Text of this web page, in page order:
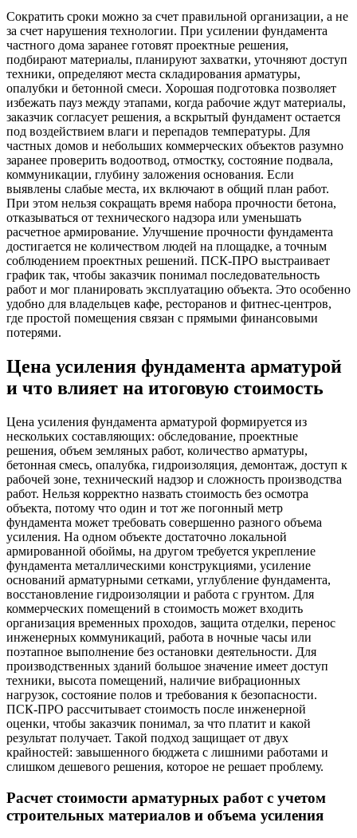
Сократить сроки можно за счет правильной организации, а не
за счет нарушения технологии. При усилении фундамента
частного дома заранее готовят проектные решения,
подбирают материалы, планируют захватки, уточняют доступ
техники, определяют места складирования арматуры,
опалубки и бетонной смеси. Хорошая подготовка позволяет
избежать пауз между этапами, когда рабочие ждут материалы,
заказчик согласует решения, а вскрытый фундамент остается
под воздействием влаги и перепадов температуры. Для
частных домов и небольших коммерческих объектов разумно
заранее проверить водоотвод, отмостку, состояние подвала,
коммуникации, глубину заложения основания. Если
выявлены слабые места, их включают в общий план работ.
При этом нельзя сокращать время набора прочности бетона,
отказываться от технического надзора или уменьшать
расчетное армирование. Улучшение прочности фундамента
достигается не количеством людей на площадке, а точным
соблюдением проектных решений. ПСК-ПРО выстраивает
график так, чтобы заказчик понимал последовательность
работ и мог планировать эксплуатацию объекта. Это особенно
удобно для владельцев кафе, ресторанов и фитнес-центров,
где простой помещения связан с прямыми финансовыми
потерями.
Цена усиления фундамента арматурой
и что влияет на итоговую стоимость
Цена усиления фундамента арматурой формируется из
нескольких составляющих: обследование, проектные
решения, объем земляных работ, количество арматуры,
бетонная смесь, опалубка, гидроизоляция, демонтаж, доступ к
рабочей зоне, технический надзор и сложность производства
работ. Нельзя корректно назвать стоимость без осмотра
объекта, потому что один и тот же погонный метр
фундамента может требовать совершенно разного объема
усиления. На одном объекте достаточно локальной
армированной обоймы, на другом требуется укрепление
фундамента металлическими конструкциями, усиление
оснований арматурными сетками, углубление фундамента,
восстановление гидроизоляции и работа с грунтом. Для
коммерческих помещений в стоимость может входить
организация временных проходов, защита отделки, перенос
инженерных коммуникаций, работа в ночные часы или
поэтапное выполнение без остановки деятельности. Для
производственных зданий большое значение имеет доступ
техники, высота помещений, наличие вибрационных
нагрузок, состояние полов и требования к безопасности.
ПСК-ПРО рассчитывает стоимость после инженерной
оценки, чтобы заказчик понимал, за что платит и какой
результат получает. Такой подход защищает от двух
крайностей: завышенного бюджета с лишними работами и
слишком дешевого решения, которое не решает проблему.
Расчет стоимости арматурных работ с учетом
строительных материалов и объема усиления